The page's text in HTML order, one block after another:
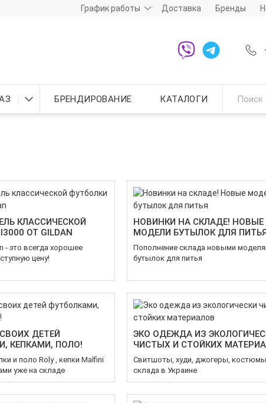
График работы Доставка Бренды
БРЕНДИРОВАНИЕ КАТАЛОГИ
КЛАССИЧЕСКОЙ
ОТ GILDAN
- это всегда хорошее
цену!
НОВИНКИ НА СКЛАДЕ! НОВЫЕ
МОДЕЛИ БУТЫЛОК ДЛЯ
Пополнение склада новыми
бутылок для питья
ДЕТЕЙ
КЕПКАМИ, ПОЛО!
и поло Roly , кепки Malfini
уже на складе
ЭКО ОДЕЖДА ИЗ
ЧИСТЫХ И СТОЙКИХ
Свитшоты, худи, джогеры,
склада в Украине